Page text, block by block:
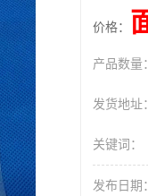
价格：
产品数量：
发货地址：
关键词：
发布日期：